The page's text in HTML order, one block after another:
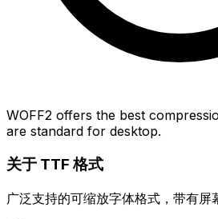
WOFF2 offers the best
are standard for desktop.
关于 TTF 格式
广泛支持的可缩放字体格式，带有屏